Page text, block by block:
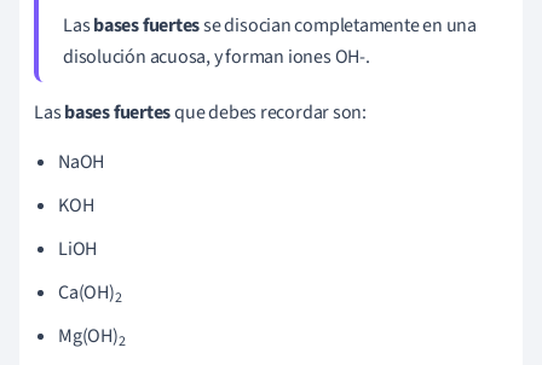
Lasbases fuertesse disocian completamente en una
disolución acuosa, y forman iones OH-.
Lasbases fuertesque debes recordar son:
NaOH
KOH
LiOH
Ca(OH)2
Mg(OH)2